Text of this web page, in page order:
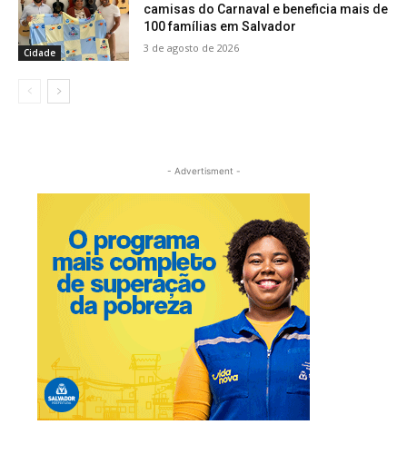
Cidade
camisas do Carnaval e beneficia mais de
100 famílias em Salvador
3 de agosto de 2026
- Advertisment -